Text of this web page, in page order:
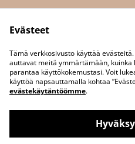
©2026Heidin Kotileipomo
Evästeet
Tämä verkkosivusto käyttää
auttavat meitä ymmärtämään,
parantaa käyttökokemustasi. Voit
käyttöä napsauttamalla kohtaa
evästekäytäntöömme.